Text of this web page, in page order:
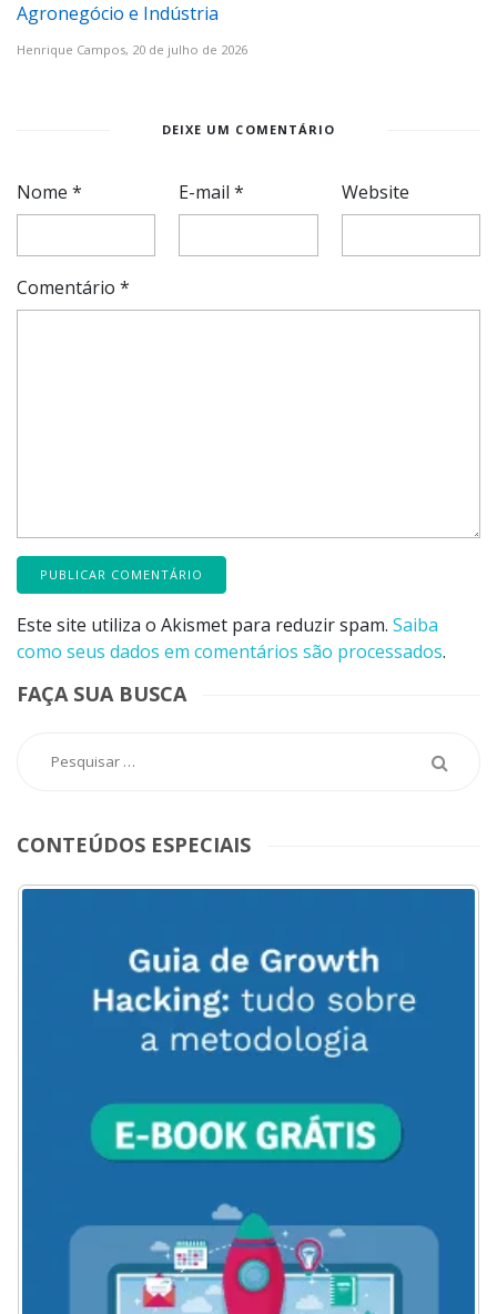
Agronegócio e Indústria
Henrique Campos, 20 de julho de 2026
DEIXE UM COMENTÁRIO
Nome * E-mail* Website
Comentário *
Este site utiliza o Akismet para reduzir spam. Saiba
como seus dados em comentários são processados.
FAÇA SUA BUSCA
CONTEÚDOS ESPECIAIS